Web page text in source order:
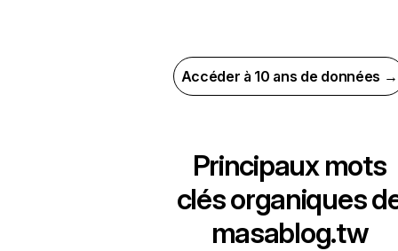
Accéder à 10 ans de données →
Principaux mots
clés organiques
masablog.tw